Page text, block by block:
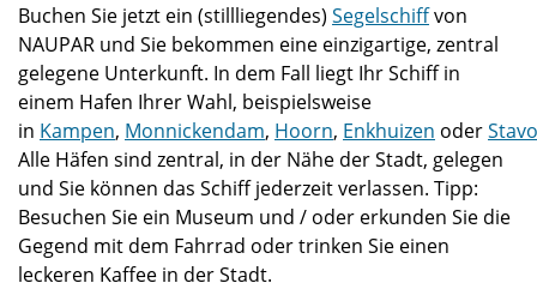
Buchen Sie jetzt ein (stillliegendes) Segelschiffvon
NAUPAR und Sie bekommen eine einzigartige, zentral
gelegene Unterkunft. In dem Fall liegt Ihr Schiff in
einem Hafen Ihrer Wahl, beispielsweise
in Kampen, Monnickendam, Hoorn, Enkhuizen oder
Alle Häfen sind zentral, in der Nähe der Stadt, gelegen
und Sie können das Schiff jederzeit verlassen. Tipp:
Besuchen Sie ein Museum und / oder erkunden Sie die
Gegend mit dem Fahrrad oder trinken Sie einen
leckeren Kaffee in der Stadt.